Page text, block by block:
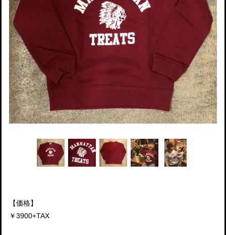
【価格】
￥3900+TAX